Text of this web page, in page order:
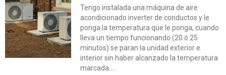
Tengo instalada una máquina de aire
acondicionado inverter de conductos y le
ponga la temperatura que le ponga, cuando
lleva un tiempo funcionando (20 ó 25
minutos) se paran la unidad exterior e
interior sin haber alcanzado la temperatura
marcada....